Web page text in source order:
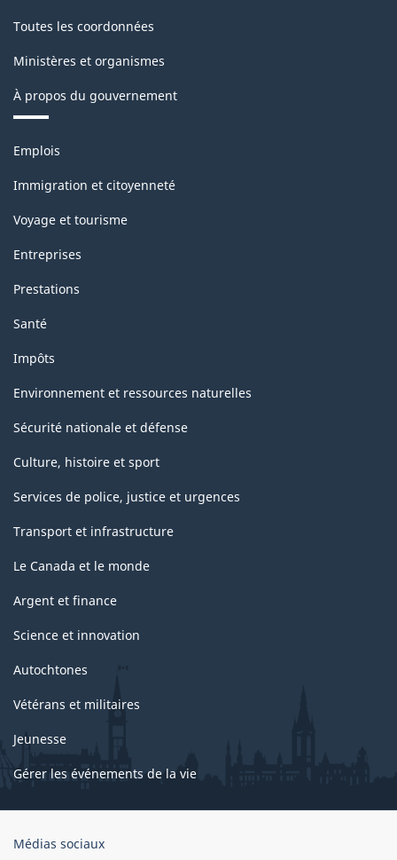
Toutes les coordonnées
Ministères et organismes
À propos du gouvernement
Thèmes
sujets
Emplois
Immigration et citoyenneté
Voyage et tourisme
Entreprises
Prestations
Santé
Impôts
Environnement et ressources naturelles
Sécurité nationale et défense
Culture, histoire et sport
Services de police, justice et urgences
Transport et infrastructure
Le Canada et le monde
Argent et finance
Science et innovation
Autochtones
Vétérans et militaires
Jeunesse
Gérer les événements de la vie
Organisation
Médias sociaux